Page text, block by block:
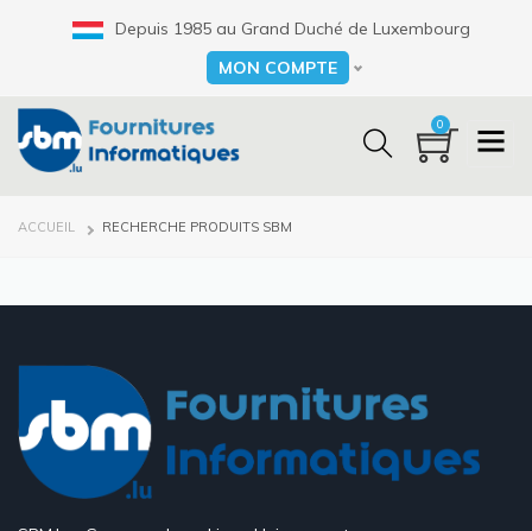
Depuis 1985 au Grand Duché de Luxembourg
Select your language
MON COMPTE
0
FIL
ACCUEIL RECHERCHE PRODUITS SBM